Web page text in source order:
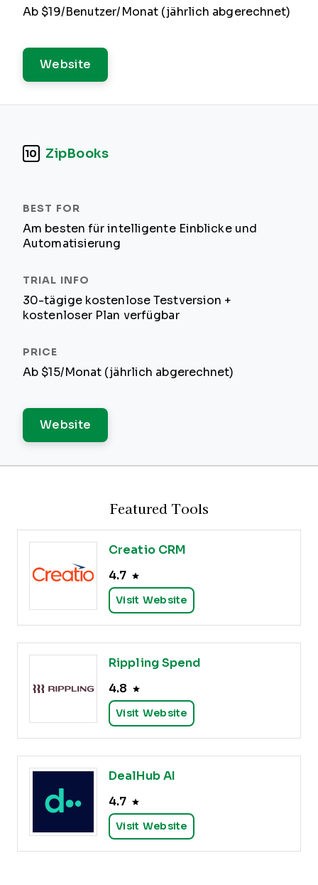
Ab $19/Benutzer/Monat (jährlich abgerechnet)
Website
10 ZipBooks
Am besten für intelligente Einblicke und
Automatisierung
30-tägige kostenlose Testversion +
kostenloser Plan verfügbar
Ab $15/Monat (jährlich abgerechnet)
Website
Featured Tools
Creatio CRM
4.7
Visit Website
Rippling Spend
4.8
Visit Website
DealHub AI
4.7
Visit Website